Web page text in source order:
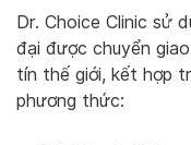
Dr. Choice Clinic sử
đại được chuyển
tín thế giới, kết hợp
phương thức: